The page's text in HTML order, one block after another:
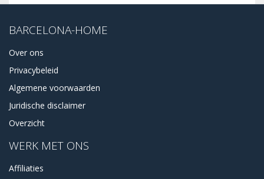
BARCELONA-HOME
Over ons
Privacybeleid
Algemene voorwaarden
Juridische disclaimer
Overzicht
WERK MET ONS
Affiliaties